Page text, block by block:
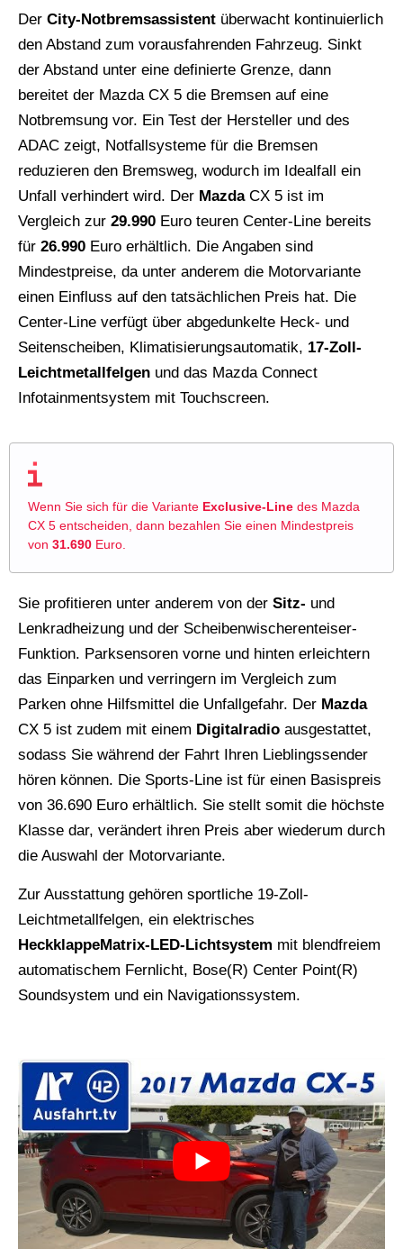
Der City-Notbremsassistent überwacht kontinuierlich
den Abstand zum vorausfahrenden Fahrzeug. Sinkt
der Abstand unter eine definierte Grenze, dann
bereitet der Mazda CX 5 die Bremsen auf eine
Notbremsung vor. Ein Test der Hersteller und des
ADAC zeigt, Notfallsysteme für die Bremsen
reduzieren den Bremsweg, wodurch im Idealfall ein
Unfall verhindert wird. Der MazdaCX 5 ist im
Vergleich zur 29.990 Euro teuren Center-Line bereits
für 26.990 Euro erhältlich. Die Angaben sind
Mindestpreise, da unter anderem die Motorvariante
einen Einfluss auf den tatsächlichen Preis hat. Die
Center-Line verfügt über abgedunkelte Heck- und
Seitenscheiben, Klimatisierungsautomatik, 17-Zoll-
Leichtmetallfelgen und das Mazda Connect
Infotainmentsystem mit Touchscreen.
Wenn Sie sich für die Variante Exclusive-Line des Mazda
CX 5 entscheiden, dann bezahlen Sie einen Mindestpreis
von 31.690 Euro.
Sie profitieren unter anderem von der Sitz- und
Lenkradheizung und der Scheibenwischerenteiser-
Funktion. Parksensoren vorne und hinten erleichtern
das Einparken und verringern im Vergleich zum
Parken ohne Hilfsmittel die Unfallgefahr. Der Mazda
CX 5 ist zudem mit einem Digitalradio ausgestattet,
sodass Sie während der Fahrt Ihren Lieblingssender
hören können. Die Sports-Line ist für einen Basispreis
von 36.690 Euro erhältlich. Sie stellt somit die höchste
Klasse dar, verändert ihren Preis aber wiederum durch
die Auswahl der Motorvariante.
Zur Ausstattung gehören sportliche 19-Zoll-
Leichtmetallfelgen, ein elektrisches
HeckklappeMatrix-LED-Lichtsystem mit blendfreiem
automatischem Fernlicht, Bose(R) Center Point(R)
Soundsystem und ein Navigationssystem.